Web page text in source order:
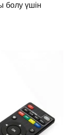
үшін